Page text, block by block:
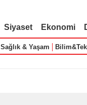
Siyaset Ekonomi
Sağlık & Yaşam